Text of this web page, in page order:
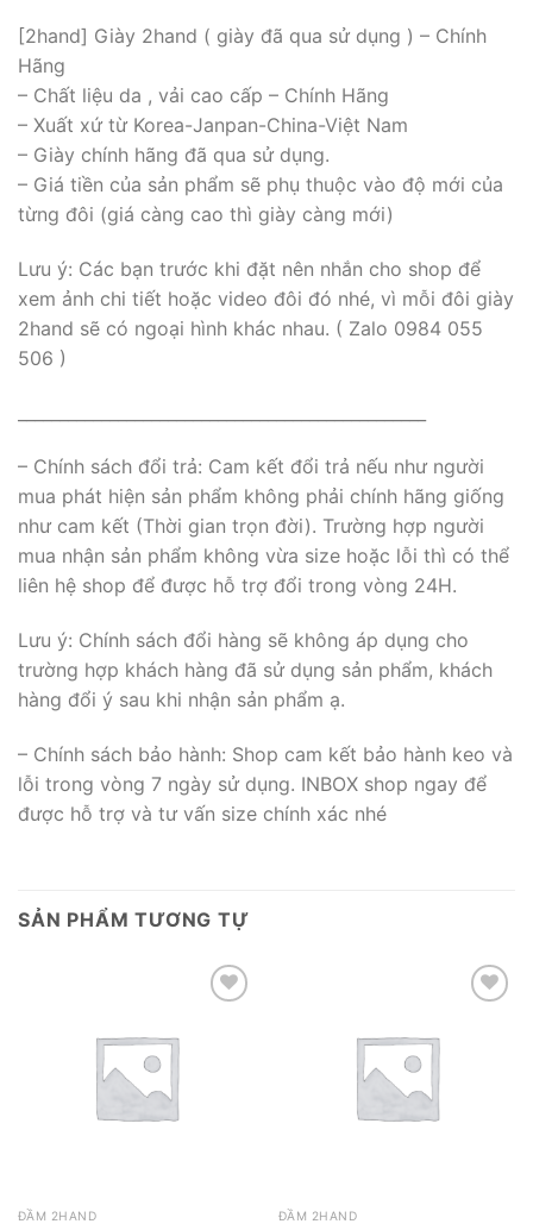
[2hand] Giày 2hand ( giày đã qua sử dụng ) – Chính
Hãng
– Chất liệu da , vải cao cấp – Chính Hãng
– Xuất xứ từ Korea-Janpan-China-Việt Nam
– Giày chính hãng đã qua sử dụng.
– Giá tiền của sản phẩm sẽ phụ thuộc vào độ mới của
từng đôi (giá càng cao thì giày càng mới)
Lưu ý: Các bạn trước khi đặt nên nhắn cho shop để
xem ảnh chi tiết hoặc video đôi đó nhé, vì mỗi đôi giày
2hand sẽ có ngoại hình khác nhau. ( Zalo 0984 055
506 )
– Chính sách đổi trả: Cam kết đổi trả nếu như người
mua phát hiện sản phẩm không phải chính hãng giống
như cam kết (Thời gian trọn đời). Trường hợp người
mua nhận sản phẩm không vừa size hoặc lỗi thì có thể
liên hệ shop để được hỗ trợ đổi trong vòng 24H.
Lưu ý: Chính sách đổi hàng sẽ không áp dụng cho
trường hợp khách hàng đã sử dụng sản phẩm, khách
hàng đổi ý sau khi nhận sản phẩm ạ.
– Chính sách bảo hành: Shop cam kết bảo hành keo và
lỗi trong vòng 7 ngày sử dụng. INBOX shop ngay để
được hỗ trợ và tư vấn size chính xác nhé
SẢN PHẨM TƯƠNG TỰ
Add to wishlist
ĐẦM 2HAND
Add to wishlist
ĐẦM 2HAND